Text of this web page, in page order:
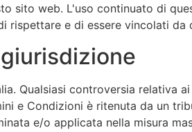
sito web. L'uso continuato di
e di essere vincolati da
Qualsiasi controversia relativa
e Condizioni è ritenuta da un
e/o applicata nella misura